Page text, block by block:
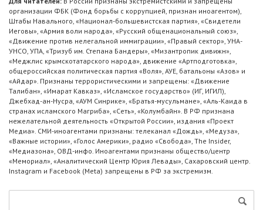
организации ФБК (Фонд борьбы с коррупцией, признан иноагентом),
Штабы Навального, «Национал-большевистская партия», «Свидетели
Иеговы», «Армия воли народа», «Русский общенациональный союз»,
«Движение против нелегальной иммиграции», «Правый сектор», УНА-
УНСО, УПА, «Тризуб им. Степана Бандеры», «Мизантропик дивижн»,
«Меджлис крымскотатарского народа», движение «Артподготовка»,
общероссийская политическая партия «Воля», АУЕ, батальоны «Азов» и
«Айдар». Признаны террористическими и запрещены: «Движение
Талибан», «Имарат Кавказ», «Исламское государство» (ИГ, ИГИЛ),
Джебхад-ан-Нусра, «АУМ Синрике», «Братья-мусульмане», «Аль-Каида в
странах исламского Магриба», «Сеть», «Колумбайн». В РФ признана
нежелательной деятельность «Открытой России», издания «Проект
Медиа». СМИ-иноагентами признаны: телеканал «Дождь», «Медуза»,
«Важные истории», «Голос Америки», радио «Свобода», The Insider,
«Медиазона», ОВД-инфо. Иноагентами признаны общество/центр
«Мемориал», «Аналитический Центр Юрия Левады», Сахаровский центр.
Instagram и Facebook (Metа) запрещены в РФ за экстремизм.